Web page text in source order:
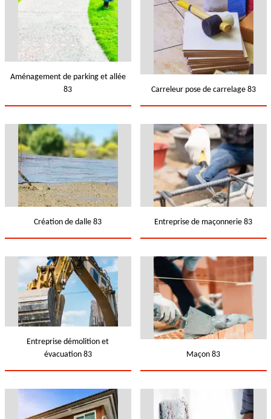
Aménagement de parking et allée
83
Carreleur pose de carrelage 83
Création de dalle 83 Entreprise de maçonnerie 83
Entreprise démolition et
évacuation 83
Maçon 83